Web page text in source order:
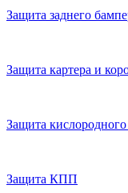
Защита заднего
Защита картера и
Защита кислородного
Защита КПП